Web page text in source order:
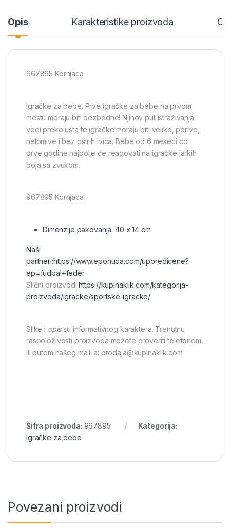
Opis Karakteristike proizvoda
967895 Kornjaca
Igračke za bebe. Prve igračke za bebe na prvom
mestu moraju biti bezbedne! Njihov put istraživanja
vodi preko usta te igračke moraju biti velike, perive,
nelomive i bez oštrih ivica. Bebe od 6 meseci do
prve godine najbolje će reagovati na igračke jarkih
boja sa zvukom.
967895 Kornjaca
Dimenzije pakovanja: 40 x 14 cm
Naši
partneri:https://www.eponuda.com/uporedicene?
ep=fudbal+feder
Slični proizvodi:https://kupinaklik.com/kategorija-
proizvoda/igracke/sportske-igracke/
Slike i opissu informativnog karaktera. Trenutnu
raspoloživosti proizvoda možete proveriti telefonom
ili putem našeg mail-a: prodaja@kupinaklik.com
Šifra proizvoda: 967895
Kategorija:
Igračke za bebe
Povezani proizvodi